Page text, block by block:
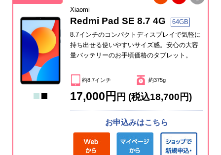
Xiaomi
Redmi Pad SE 8.7 4G
64GB
8.7インチのコンパクトディスプレイで気軽に
持ち出せる使いやすいサイズ感。安心の大容
量バッテリーのお手頃価格のタブレット。
約8.7インチ 約375g
17,000円 円 (税込18,700円)
お申込みはこちら